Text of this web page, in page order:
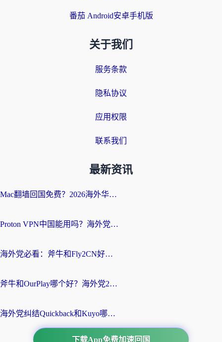
番茄 Android安卓手机版
关于我们
服务条款
隐私协议
应用权限
联系我们
最新资讯
Mac翻墙回国免费？2026海外华人亲测：从CCTV5直播到国内APP，这样选加速器才靠谱
Proton VPN中国能用吗？海外党选回国加速器的避坑指南（附番茄加速器实测）
海外党必看：斧牛和Fly2CN好用吗？3招教你选对回国加速器（附免费试用攻略）
斧牛和OurPlay哪个好？海外党2026亲测：选对加速器，国内资源秒加载
海外党纠结Quickback和Kuyo哪个好？选对回国加速器才能无缝刷国内资源
下载App免费加速回国